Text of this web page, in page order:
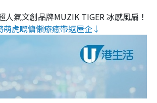
人氣文創品牌MUZIK TIGER 冰感風扇！
萌虎嘅慵懶療癒帶返屋企↓